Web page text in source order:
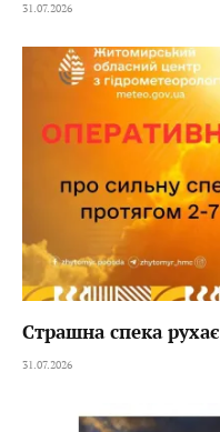
31.07.2026
Страшна спека
31.07.2026